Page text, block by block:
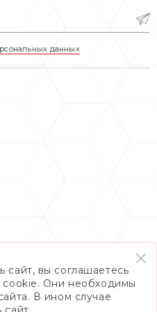
данных
сайт, вы соглашаетесь
cookie. Они необходимы
В ином случае